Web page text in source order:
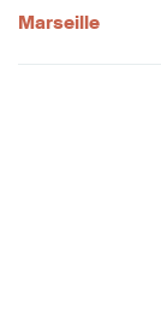
Marseille